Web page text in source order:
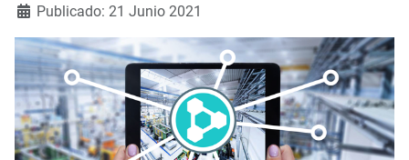
Publicado: 21 Junio 2021